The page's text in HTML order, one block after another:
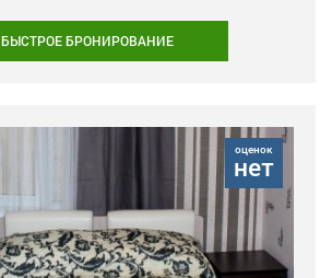
БЫСТРОЕ БРОНИРОВАНИЕ
оценок
нет